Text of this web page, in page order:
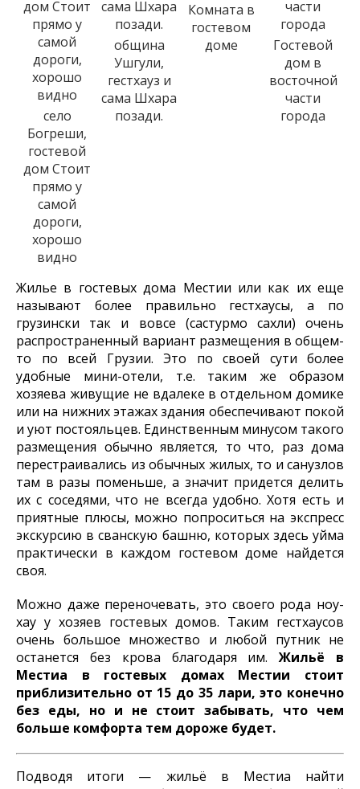
село
Богреши,
гостевой
дом Стоит
прямо у
самой
дороги,
хорошо
видно
община
Ушгули,
гестхауз и
сама Шхара
позади.
Комната в
гостевом
доме
Гостевой
дом в
восточной
части
города
Жилье в гостевых дома Местии или как их еще
называют более правильно гестхаусы, а по
грузински так и вовсе (састурмо сахли) очень
распространенный вариант размещения в общем-
то по всей Грузии. Это по своей сути более
удобные мини-отели, т.е. таким же образом
хозяева живущие не вдалеке в отдельном домике
или на нижних этажах здания обеспечивают покой
и уют постояльцев. Единственным минусом такого
размещения обычно является, то что, раз дома
перестраивались из обычных жилых, то и санузлов
там в разы поменьше, а значит придется делить
их с соседями, что не всегда удобно. Хотя есть и
приятные плюсы, можно попроситься на экспресс
экскурсию в сванскую башню, которых здесь уйма
практически в каждом гостевом доме найдется
своя.
Можно даже переночевать, это своего рода ноу-
хау у хозяев гостевых домов. Таким гестхаусов
очень большое множество и любой путник не
останется без крова благодаря им.Жильё в
Местиа в гостевых домах Местии стоит
приблизительно от 15 до 35 лари, это конечно
без еды, но и не стоит забывать, что чем
больше комфорта тем дороже будет.
Подводя итоги — жильё в Местиа найти